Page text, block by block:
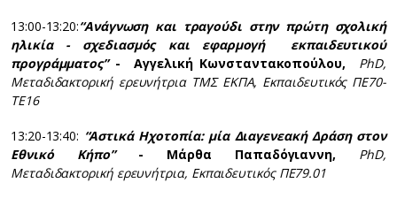
13:00-13:20:“Ανάγνωση και τραγούδι στην πρώτη σχολική
ηλικία - σχεδιασμός και εφαρμογή εκπαιδευτικού
προγράμματος”- Αγγελική Κωνσταντακοπούλου, PhD,
Μεταδιδακτορική ερευνήτρια ΤΜΣ ΕΚΠΑ, Εκπαιδευτικός ΠΕ70-
ΤΕ16
13:20-13:40: “Αστικά Ηχοτοπία: μία Διαγενεακή Δράση στον
Εθνικό Κήπο”- Μάρθα Παπαδόγιαννη, PhD,
Μεταδιδακτορική ερευνήτρια, Εκπαιδευτικός ΠΕ79.01